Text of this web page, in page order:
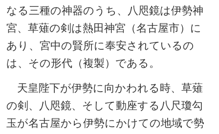
なる三種の神器のうち、八咫鏡は伊勢神
宮、草薙の剣は熱田神宮（名古屋市）に
あり、宮中の賢所に奉安されているの
は、その形代（複製）である。
天皇陛下が伊勢に向かわれる時、草薙
の剣、八咫鏡、そして動座する八尺瓊勾
玉が名古屋から伊勢にかけての地域で勢